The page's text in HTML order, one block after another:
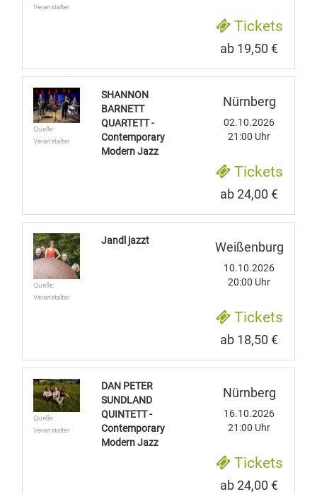
Veranstalter
Tickets
ab 19,50 €
Quelle:
Veranstalter
SHANNON
BARNETT
QUARTETT -
Contemporary
Modern Jazz
Nürnberg
02.10.2026
21:00 Uhr
Tickets
ab 24,00 €
Quelle:
Veranstalter
Jandl jazzt Weißenburg
10.10.2026
20:00 Uhr
Tickets
ab 18,50 €
Quelle:
Veranstalter
DAN PETER
SUNDLAND
QUINTETT -
Contemporary
Modern Jazz
Nürnberg
16.10.2026
21:00 Uhr
Tickets
ab 24,00 €